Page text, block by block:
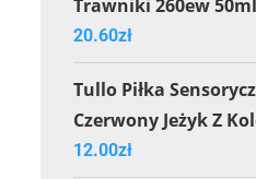
Trawniki 260ew 50ml
20.60zł
Tullo Piłka
Czerwony Jeżyk Z
12.00zł